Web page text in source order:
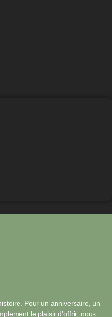
Pour un anniversaire, un
le plaisir d’offrir, nous